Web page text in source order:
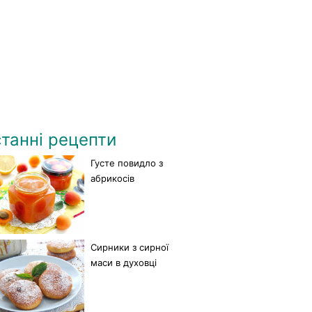
рецепти
Густе повидло з
абрикосів
Сирники з сирної
маси в духовці